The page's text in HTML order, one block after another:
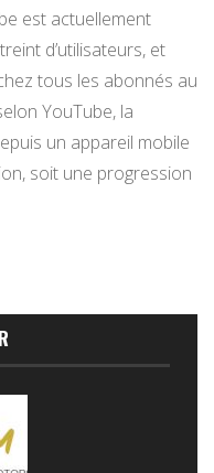
est actuellement
d’utilisateurs, et
tous les abonnés au
YouTube, la
un appareil mobile
soit une progression